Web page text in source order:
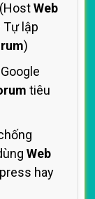
Web
Tự lập
)
tiêu
Web
hay